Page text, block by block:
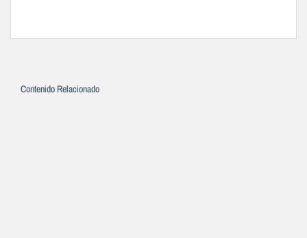
Contenido Relacionado